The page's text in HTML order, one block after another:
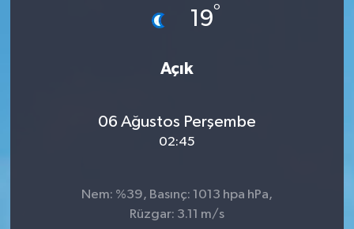
19°
Açık
06 Ağustos Perşembe
02:45
Nem: %39, Basınç: 1013 hpa hPa,
Rüzgar: 3.11 m/s